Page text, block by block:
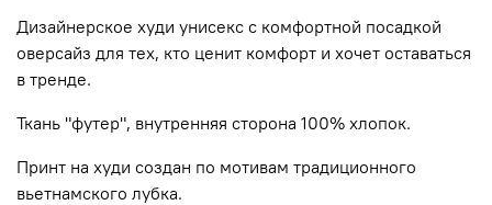
Дизайнерское худи унисекс с комфортной посадкой
оверсайз для тех, кто ценит комфорт и хочет оставаться
в тренде.
Ткань "футер", внутренняя сторона 100% хлопок.
Принт на худи создан по мотивам традиционного
вьетнамского лубка.